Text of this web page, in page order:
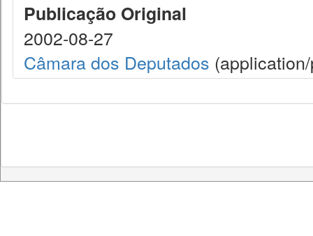
Publicação Original
2002-08-27
Câmara dos Deputados